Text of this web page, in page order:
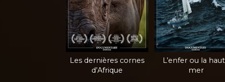
Les dernières cornes
d’Afrique
L’enfer ou la
mer